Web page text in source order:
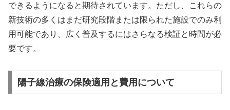
できるようになると期待されています。ただし、これらの
新技術の多くはまだ研究段階または限られた施設でのみ利
用可能であり、広く普及するにはさらなる検証と時間が必
要です。
陽子線治療の保険適用と費用について